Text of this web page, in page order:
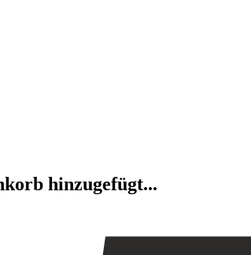
hinzugefügt...